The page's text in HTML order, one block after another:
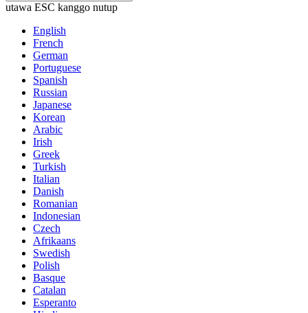
utawa ESC kanggo nutup
English
French
German
Portuguese
Spanish
Russian
Japanese
Korean
Arabic
Irish
Greek
Turkish
Italian
Danish
Romanian
Indonesian
Czech
Afrikaans
Swedish
Polish
Basque
Catalan
Esperanto